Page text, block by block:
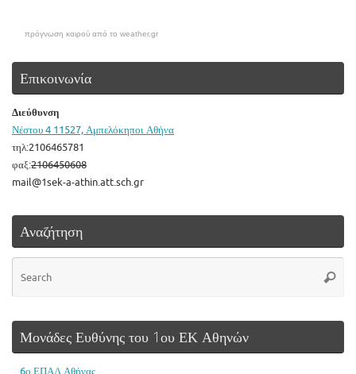
πρόγνωση καιρού από το weather.gr
Επικοινωνία
Διεύθυνση
Νέστου 4 11527, Αμπελόκηποι Αθήνα
τηλ:2106465781
φαξ:2106450608
mail@1sek-a-athin.att.sch.gr
Αναζήτηση
Μονάδες Ευθύνης του 1ου ΕΚ Αθηνών